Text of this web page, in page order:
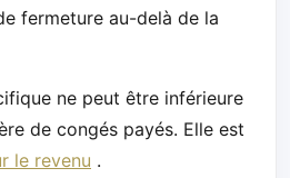
fermeture au-delà de la
ne peut être inférieure
de congés payés. Elle est
le revenu .